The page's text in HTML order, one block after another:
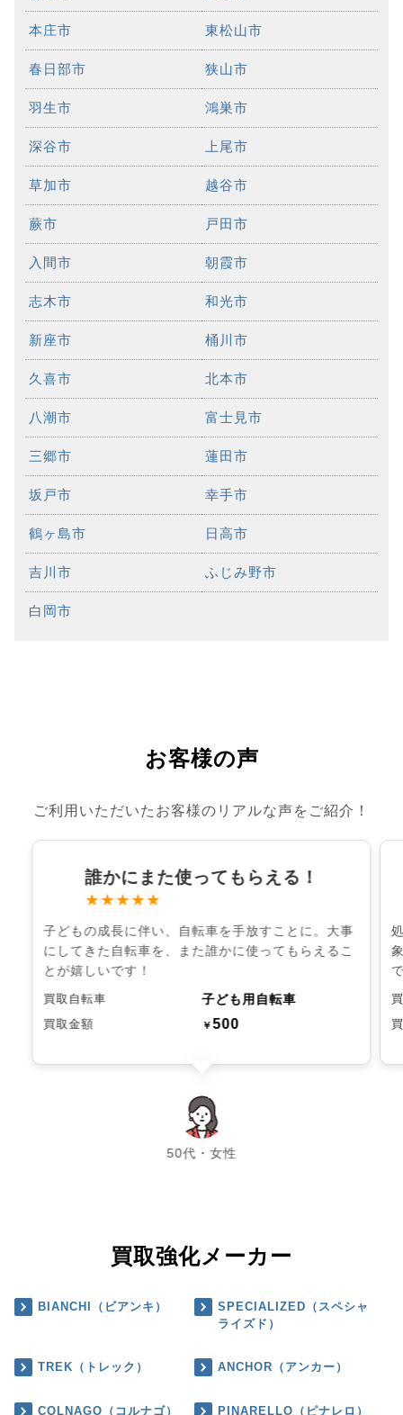
本庄市 東松山市
春日部市 狭山市
羽生市 鴻巣市
深谷市 上尾市
草加市 越谷市
蕨市 戸田市
入間市 朝霞市
志木市 和光市
新座市 桶川市
久喜市 北本市
八潮市 富士見市
三郷市 蓮田市
坂戸市 幸手市
鶴ヶ島市 日高市
吉川市 ふじみ野市
白岡市
お客様の声
ご利用いただいたお客様のリアルな声をご紹介！
誰かにまた使ってもらえる！
★★★★★
子どもの成長に伴い、自転車を手放すことに。大事
にしてきた自転車を、また誰かに使ってもらえるこ
とが嬉しいです！
買取自転車 子ども用自転車
買取金額 ￥500
50代・女性
chevron_left chevron_right
買取強化メーカー
BIANCHI（ビアンキ）
SPECIALIZED（スペシャ
ライズド）
TREK（トレック） ANCHOR（アンカー）
COLNAGO（コルナゴ） PINARELLO（ピナレロ）